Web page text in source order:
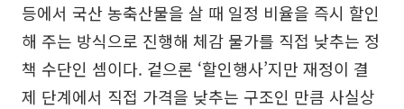
등에서 국산 농축산물을 살 때 일정 비율을 즉시 할인
해 주는 방식으로 진행해 체감 물가를 직접 낮추는 정
책 수단인 셈이다. 겉으론 ‘할인행사’지만 재정이 결
제 단계에서 직접 가격을 낮추는 구조인 만큼 사실상